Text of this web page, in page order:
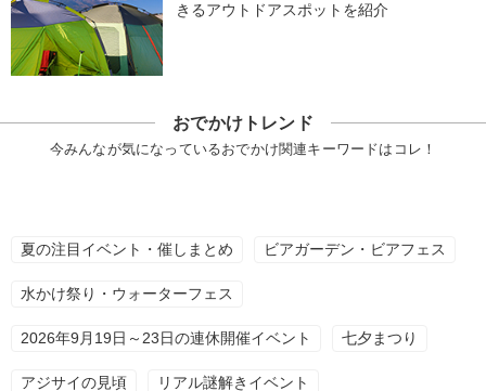
きるアウトドアスポットを紹介
おでかけトレンド
今みんなが気になっているおでかけ関連キーワードはコレ！
夏の注目イベント・催しまとめ ビアガーデン・ビアフェス
水かけ祭り・ウォーターフェス
2026年9月19日～23日の連休開催イベント 七夕まつり
アジサイの見頃 リアル謎解きイベント